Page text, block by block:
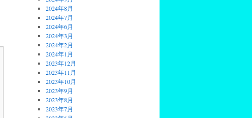
2024年8月
2024年7月
2024年6月
2024年3月
2024年2月
2024年1月
2023年12月
2023年11月
2023年10月
2023年9月
2023年8月
2023年7月